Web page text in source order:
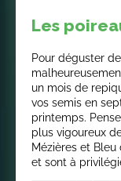
Les
Pour déguster
un mois de
vos semis en
printemps.
plus vigoureux
Mézières et
et sont à